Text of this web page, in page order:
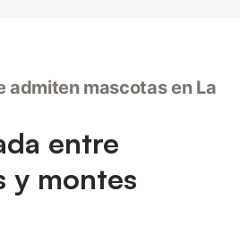
admiten mascotas en La
entre
y montes